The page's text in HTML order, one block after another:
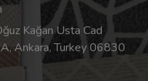
Kağan Usta Cad
Ankara, Turkey 06830